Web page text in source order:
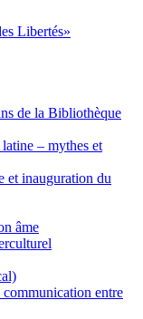
Libertés»
de la Bibliothèque
– mythes et
et inauguration du
âme
entre